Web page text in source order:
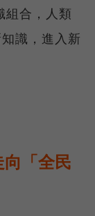
組合，人類
識，進入新
「全民